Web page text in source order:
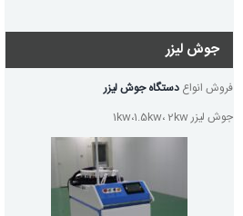
جوش لیزر
فروش انواع دستگاه جوش لیزر
جوش لیزر 1kw،1.5kw، 2kw